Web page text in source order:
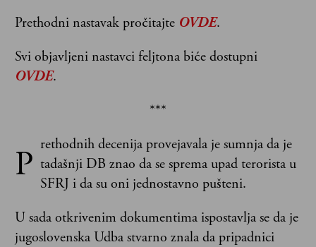
Prethodni nastavak pročitajte OVDE.
Svi objavljeni nastavci feljtona biće dostupni
OVDE.
***
P rethodnih decenija provejavala je sumnja da je
tadašnji DB znao da se sprema upad terorista u
SFRJ i da su oni jednostavno pušteni.
U sada otkrivenim dokumentima ispostavlja se da je
jugoslovenska Udba stvarno znala da pripadnici